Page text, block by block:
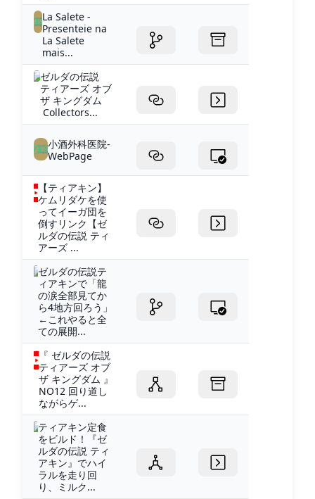
La Salete -
Presenteie na
La Salete
mais...
ゼルダの伝説
ティアーズ オブ
ザ キングダム
Collectors...
小酒外科医院-
WebPage
【ティアキン】
ケムリダケを使
ってイーガ団を
倒すリンク【ゼ
ルダの伝説 ティ
アーズ ...
ゼルダの伝説テ
ィアキンで「龍
の涙全部見てか
ら4地方回ろう」
←これやると全
ての展開...
『 ゼルダの伝説
ティアーズ オブ
ザ キングダム 』
NO12 回り道し
ながらゲ...
ティアキン定食
をビルド！『ゼ
ルダの伝説 ティ
アキン』でハイ
ラルを走り回
り、ミルク...